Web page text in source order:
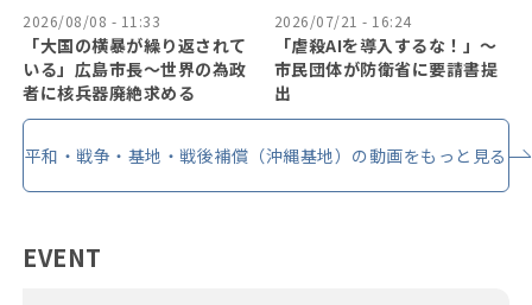
2026/08/08 - 11:33
「大国の横暴が繰り返されて
いる」広島市長〜世界の為政
者に核兵器廃絶求める
2026/07/21 - 16:24
「虐殺AIを導入するな！」〜
市民団体が防衛省に要請書提
出
平和・戦争・基地・戦後補償（沖縄基地）の動画をもっと見る
EVENT